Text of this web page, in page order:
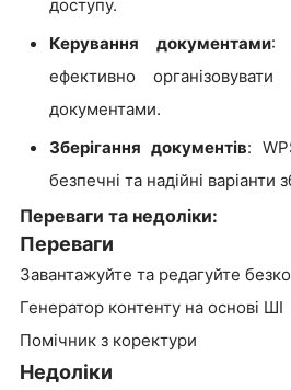
доступу.
Керування документами:
ефективно
документами.
Зберігання документів:
безпечні та надійні варіанти
Переваги та недоліки:
Переваги
Завантажуйте та редагуйте
Генератор контенту на основі ШІ
Помічник з коректури
Недоліки